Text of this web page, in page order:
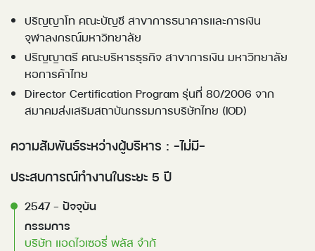
ปริญญาโท คณะบัญชี สาขาการธนาคารและการเงิน
จุฬาลงกรณ์มหาวิทยาลัย
ปริญญาตรี คณะบริหารธุรกิจ สาขาการเงิน มหาวิทยาลัย
หอการค้าไทย
Director Certification Program รุ่นที่ 80/2006 จาก
สมาคมส่งเสริมสถาบันกรรมการบริษัทไทย (IOD)
ความสัมพันธ์ระหว่างผู้บริหาร : -ไม่มี-
ประสบการณ์ทำงานในระยะ 5 ปี
2547 - ปัจจุบัน
กรรมการ
บริษัท แอดไวเซอรี่ พลัส จำกั